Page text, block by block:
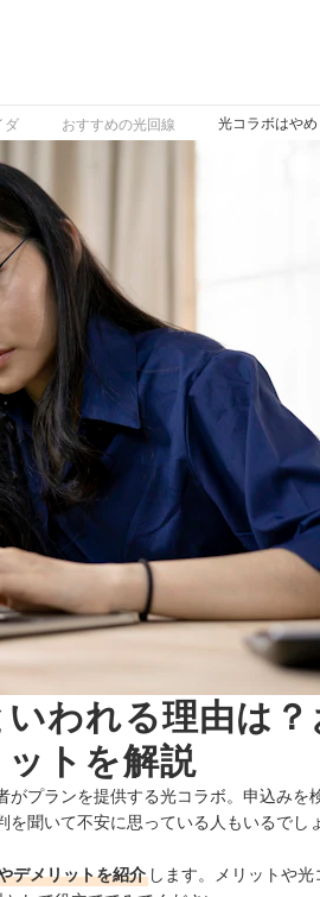
ダ おすすめの光回線 光コラボはや
われる理由は
トを解説
プランを提供する光コラボ。申込みを
聞いて不安に思っている人もいるでしょ
デメリットを紹介 します。メリットや